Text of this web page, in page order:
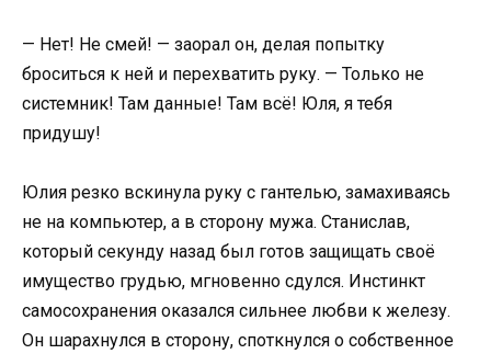
— Нет! Не смей! — заорал он, делая попытку
броситься к ней и перехватить руку. — Только не
системник! Там данные! Там всё! Юля, я тебя
придушу!
Юлия резко вскинула руку с гантелью, замахиваясь
не на компьютер, а в сторону мужа. Станислав,
который секунду назад был готов защищать своё
имущество грудью, мгновенно сдулся. Инстинкт
самосохранения оказался сильнее любви к железу.
Он шарахнулся в сторону, споткнулся о собственное